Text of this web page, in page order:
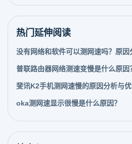
热门延伸阅读
没有网络和软件可以测网速吗？原因
普联路由器网络测速变慢是什么原因
斐讯K2手机测网速慢的原因分析与
oka测网速显示很慢是什么原因？